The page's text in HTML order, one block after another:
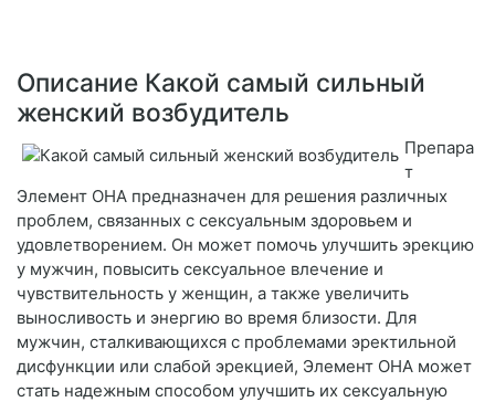
Описание Какой самый сильный
женский возбудитель
Препара
т
Элемент ОНА предназначен для решения различных
проблем, связанных с сексуальным здоровьем и
удовлетворением. Он может помочь улучшить эрекцию
у мужчин, повысить сексуальное влечение и
чувствительность у женщин, а также увеличить
выносливость и энергию во время близости. Для
мужчин, сталкивающихся с проблемами эректильной
дисфункции или слабой эрекцией, Элемент ОНА может
стать надежным способом улучшить их сексуальную